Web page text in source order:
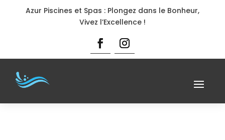
Azur Piscines et Spas : Plongez dans le Bonheur,
Vivez l’Excellence !